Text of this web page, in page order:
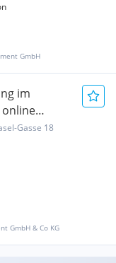
GmbH
im
online
Gasse 18
GmbH & Co KG